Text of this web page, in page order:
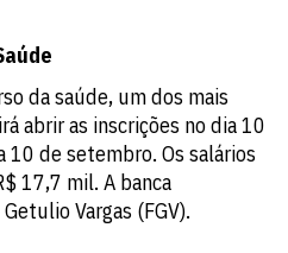
da saúde, um dos mais
abrir as inscrições no dia 10
10 de setembro. Os salários
17,7 mil. A banca
Vargas (FGV).